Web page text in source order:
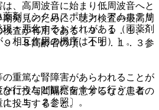
剤（シクロスポリン、アムホテリ
・悪化するおそれがある（両薬剤
相互作用の機序は不明）］。
に投与間隔に留意するなど患者の
投与すること。
は、高周波音に始まり低周波音へと
発見のために、聴力検査の最高周
査が有用である〔９．１．１、
．８高齢者の項、１１．１．３参
重篤な腎障害があらわれることが
行うなど観察を十分に行うこと
．１．２参照〕。